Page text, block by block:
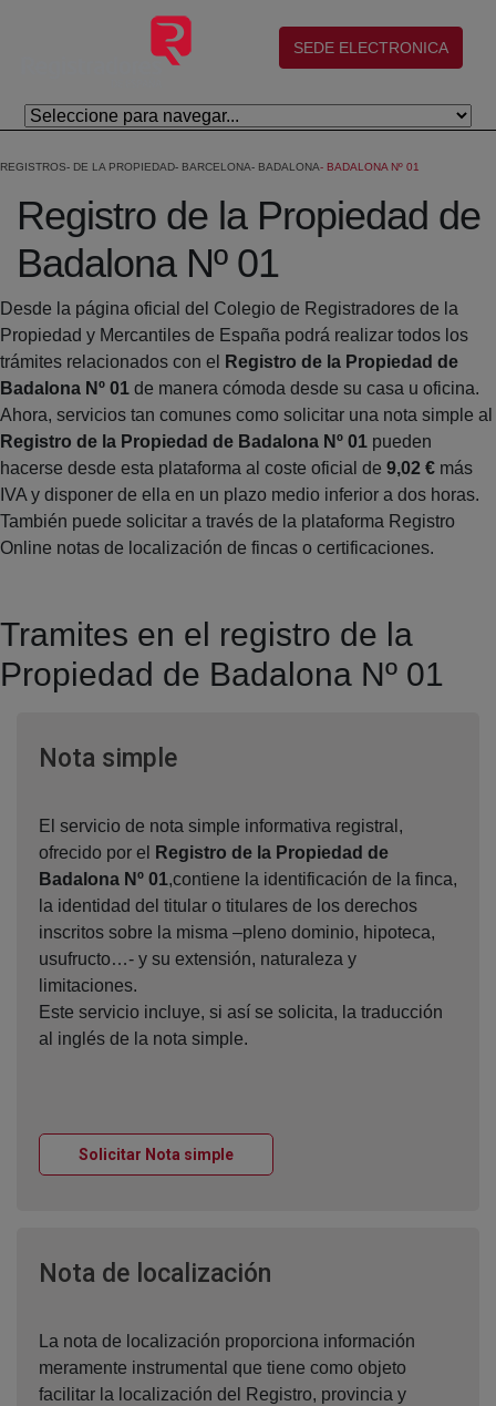
Salta al contingut principal
(abre en nueva ventana)
SEDE ELECTRONICA
REGISTROS DE LA PROPIEDAD BARCELONA BADALONA BADALONA Nº 01
Registro de la Propiedad de
Badalona Nº 01
Desde la página oficial del Colegio de Registradores de la
Propiedad y Mercantiles de España podrá realizar todos los
trámites relacionados con el
Registro de la Propiedad de
Badalona Nº 01 de manera cómoda desde su casa u oficina.
Ahora, servicios tan comunes como solicitar una nota simple al
Registro de la Propiedad de Badalona Nº 01 pueden
hacerse desde esta plataforma al coste oficial de 9,02 € más
IVA y disponer de ella en un plazo medio inferior a dos horas.
También puede solicitar a través de la plataforma Registro
Online notas de localización de fincas o certificaciones.
Tramites en el registro de la
Propiedad de Badalona Nº 01
Nota simpleVentana nueva
El servicio de nota simple informativa registral,
ofrecido por el
Registro de la Propiedad de
Badalona Nº 01,contiene la identificación de la finca,
la identidad del titular o titulares de los derechos
inscritos sobre la misma –pleno dominio, hipoteca,
usufructo…- y su extensión, naturaleza y
limitaciones.
Este servicio incluye, si así se solicita, la traducción
al inglés de la nota simple.
Solicitar Nota simpleVentana nueva
Nota de localización
La nota de localización proporciona información
meramente instrumental que tiene como objeto
facilitar la localización del Registro, provincia y